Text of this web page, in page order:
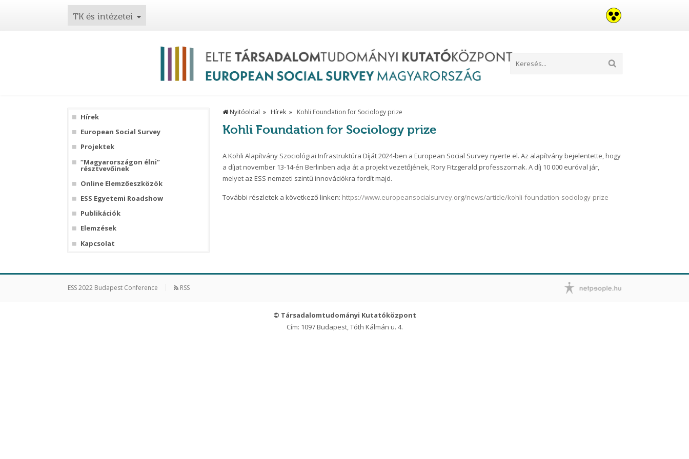
TK és intézetei
Hírek
European Social Survey
Projektek
“Magyarországon élni”
résztvevőinek
Online Elemzőeszközök
ESS Egyetemi Roadshow
Publikációk
Elemzések
Kapcsolat
Nyitóoldal Hírek Kohli Foundation for Sociology prize
Kohli Foundation for Sociology prize
A Kohli Alapítvány Szociológiai Infrastruktúra Díját 2024-ben a European Social Surveynyerte el. Az alapítvány bejelentette, hogy
a díjat november 13-14-én Berlinben adja át a projekt vezetőjének, Rory Fitzgerald professzornak. A díj 10 000 euróval jár,
melyet az ESS nemzeti szintű innovációkra fordít majd.
További részletek a következő linken: https://www.europeansocialsurvey.org/news/article/kohli-foundation-sociology-prize
ESS 2022 Budapest Conference RSS
© Társadalomtudományi Kutatóközpont
Cím: 1097 Budapest, Tóth Kálmán u. 4.